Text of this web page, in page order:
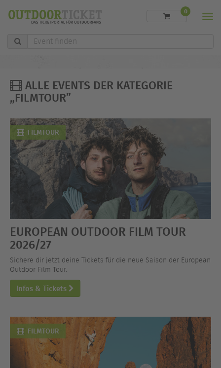
Event
finden
0
ALLE EVENTS DER KATEGORIE
„FILMTOUR”
FILMTOUR
EUROPEAN OUTDOOR FILM TOUR
2026/27
Sichere dir jetzt deine Tickets für die neue Saison der European
Outdoor Film Tour.
Infos & Tickets
FILMTOUR